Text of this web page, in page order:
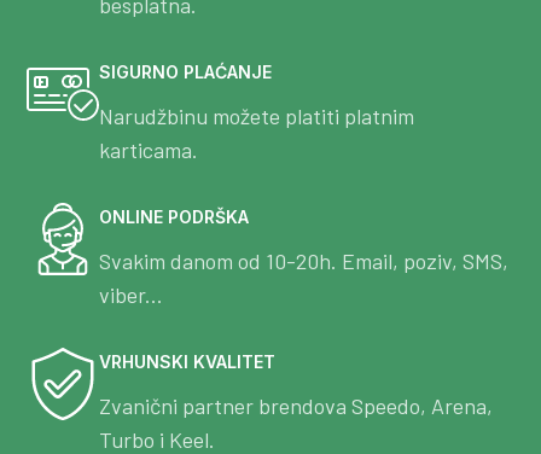
SIGURNO PLAĆANJE
Narudžbinu možete platiti platnim
karticama.
ONLINE PODRŠKA
Svakim danom od 10-20h. Email, poziv, SMS,
viber...
VRHUNSKI KVALITET
Zvanični partner brendova Speedo, Arena,
Turbo i Keel.